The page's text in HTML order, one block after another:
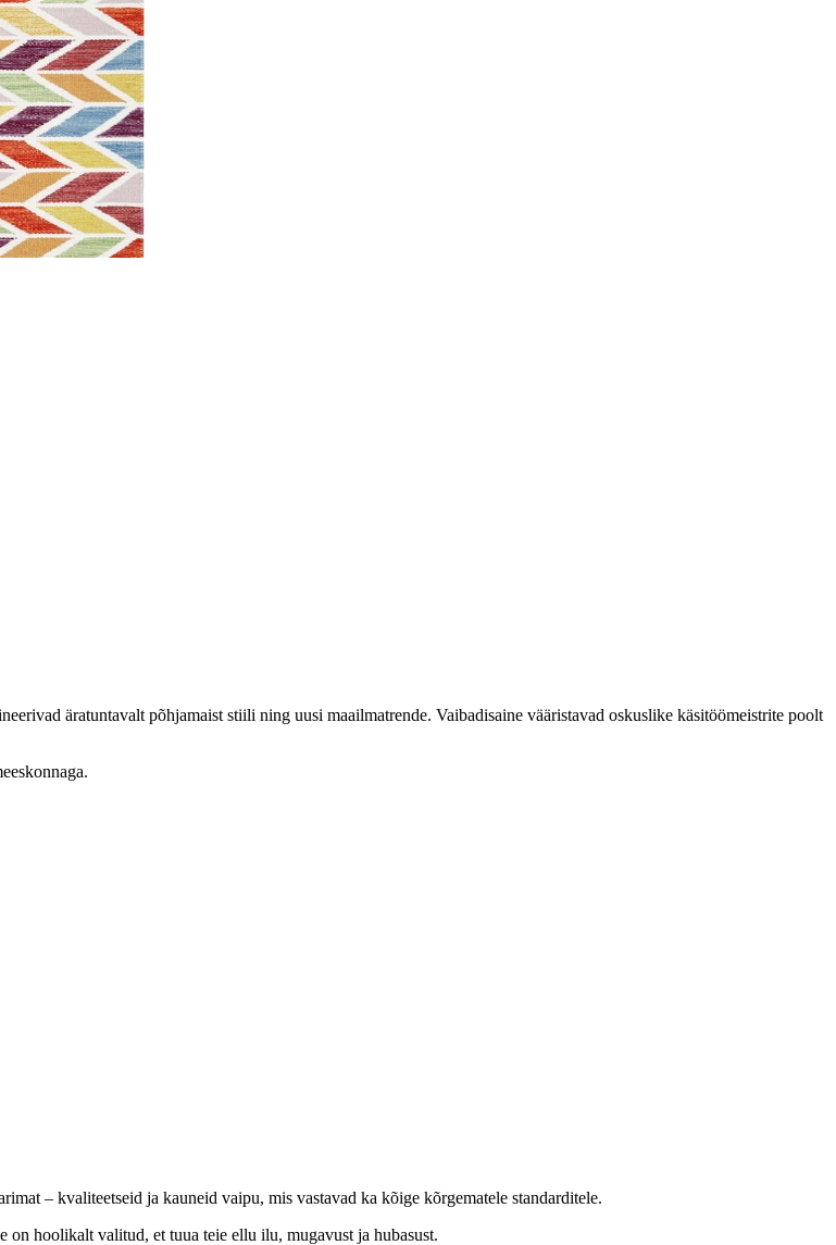
äratuntavalt põhjamaist stiili ning uusi maailmatrende. Vaibadisaine vääristavad oskuslike käsitöömeistrite poolt
– kvaliteetseid ja kauneid vaipu, mis vastavad ka kõige kõrgematele standarditele.
hoolikalt valitud, et tuua teie ellu ilu, mugavust ja hubasust.